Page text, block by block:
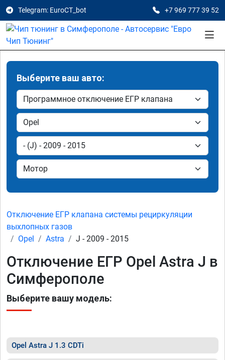
Telegram: EuroCT_bot +7 969 777 39 52
Выберите ваш авто:
Отключение ЕГР клапана системы рециркуляции
выхлопных газов
Opel
Astra J - 2009 - 2015
Отключение ЕГР Opel Astra J в
Симферополе
Выберите вашу модель:
Opel Astra J 1.3 CDTi